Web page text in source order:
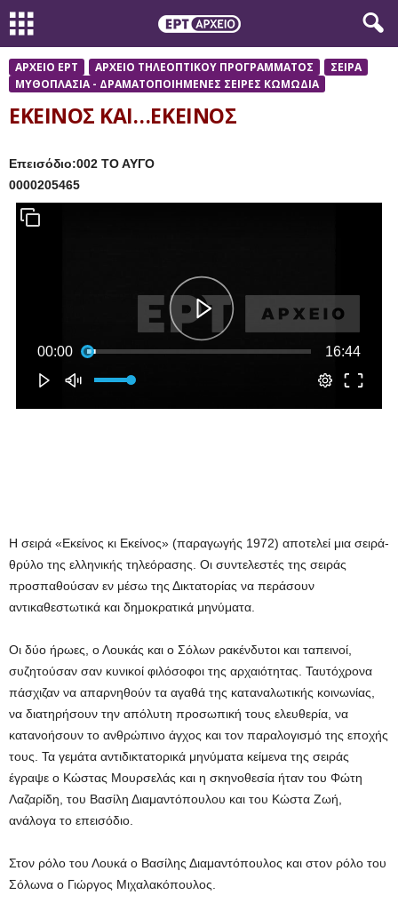
ΑΡΧΕΙΟ ΕΡΤ ΑΡΧΕΙΟ ΤΗΛΕΟΠΤΙΚΟΥ ΠΡΟΓΡΑΜΜΑΤΟΣ
ΣΕΙΡΑ
ΜΥΘΟΠΛΑΣΙΑ - ΔΡΑΜΑΤΟΠΟΙΗΜΕΝΕΣ ΣΕΙΡΕΣ ΚΩΜΩΔΙΑ
ΕΚΕΙΝΟΣ ΚΑΙ…ΕΚΕΙΝΟΣ
Επεισόδιο:002 ΤΟ ΑΥΓΟ
0000205465
Η σειρά «Εκείνος κι Εκείνος» (παραγωγής 1972) αποτελεί μια σειρά-
θρύλο της ελληνικής τηλεόρασης. Οι συντελεστές της σειράς
προσπαθούσαν εν μέσω της Δικτατορίας να περάσουν
αντικαθεστωτικά και δημοκρατικά μηνύματα.
Οι δύο ήρωες, ο Λουκάς και ο Σόλων ρακένδυτοι και ταπεινοί,
συζητούσαν σαν κυνικοί φιλόσοφοι της αρχαιότητας. Ταυτόχρονα
πάσχιζαν να απαρνηθούν τα αγαθά της καταναλωτικής κοινωνίας,
να διατηρήσουν την απόλυτη προσωπική τους ελευθερία, να
κατανοήσουν το ανθρώπινο άγχος και τον παραλογισμό της εποχής
τους. Τα γεμάτα αντιδικτατορικά μηνύματα κείμενα της σειράς
έγραψε ο Κώστας Μουρσελάς και η σκηνοθεσία ήταν του Φώτη
Λαζαρίδη, του Βασίλη Διαμαντόπουλου και του Κώστα Ζωή,
ανάλογα το επεισόδιο.
Στον ρόλο του Λουκά ο Βασίλης Διαμαντόπουλος και στον ρόλο του
Σόλωνα ο Γιώργος Μιχαλακόπουλος.